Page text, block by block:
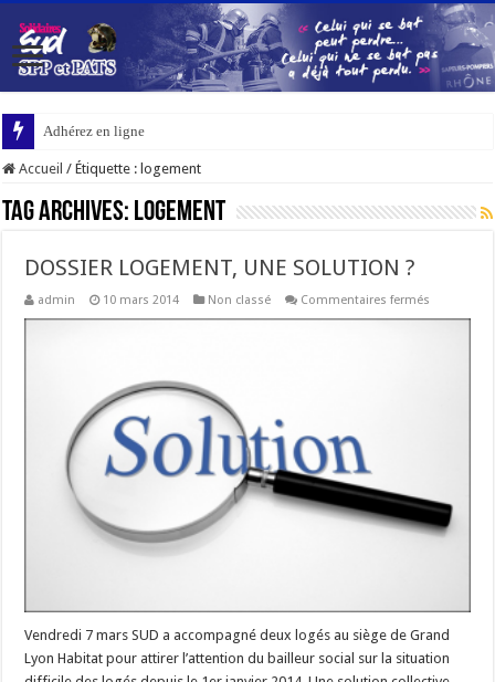
Adhérez en ligne
Accueil / Étiquette : logement
Tag Archives: logement
DOSSIER LOGEMENT, UNE SOLUTION ?
admin 10 mars 2014 Non classé Commentaires fermés
Vendredi 7 mars SUD a accompagné deux logés au siège de Grand
Lyon Habitat pour attirer l’attention du bailleur social sur la situation